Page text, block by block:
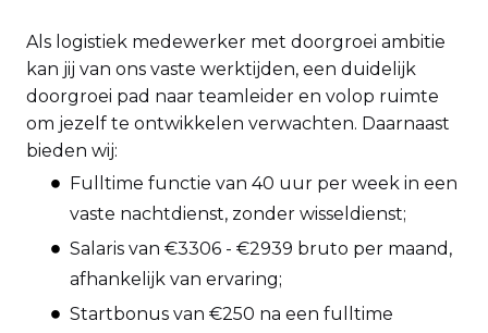
Als logistiek medewerker met doorgroei ambitie
kan jij van ons vaste werktijden, een duidelijk
doorgroei pad naar teamleider en volop ruimte
om jezelf te ontwikkelen verwachten. Daarnaast
bieden wij:
Fulltime functie van 40 uur per week in een
vaste nachtdienst, zonder wisseldienst;
Salaris van €3306 - €2939 bruto per maand,
afhankelijk van ervaring;
Startbonus van €250 na een fulltime